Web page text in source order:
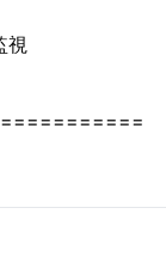
用監視